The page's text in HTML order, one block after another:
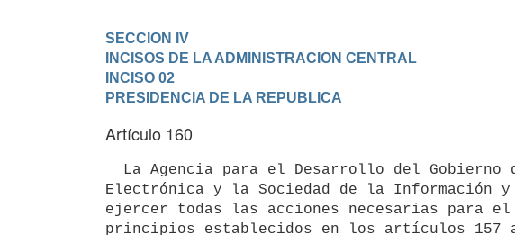
SECCION IV
INCISOS DE LA ADMINISTRACION CENTRAL
INCISO 02
PRESIDENCIA DE LA REPUBLICA
Artículo 160
Electrónica y la Sociedad de la Información y
ejercer todas las acciones necesarias para
principios establecidos en los artículos 157